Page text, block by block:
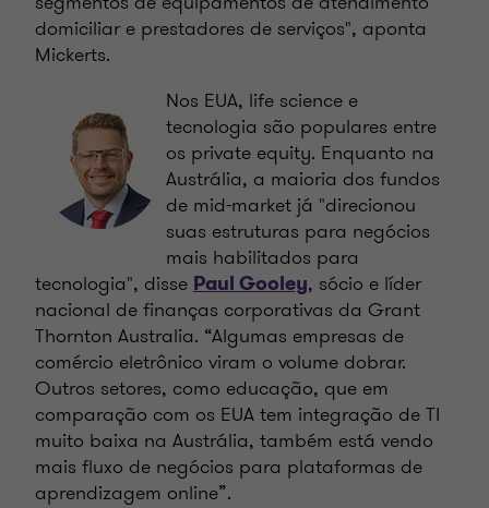
domiciliar e prestadores de serviços", aponta
Mickerts.
Nos EUA, life science e
tecnologia são populares entre
os private equity. Enquanto na
Austrália, a maioria dos fundos
de mid-market já "direcionou
suas estruturas para negócios
mais habilitados para
tecnologia", disse Paul Gooley, sócio e líder
nacional de finanças corporativas da Grant
Thornton Australia. “Algumas empresas de
comércio eletrônico viram o volume dobrar.
Outros setores, como educação, que em
comparação com os EUA tem integração de TI
muito baixa na Austrália, também está vendo
mais fluxo de negócios para plataformas de
aprendizagem online”.